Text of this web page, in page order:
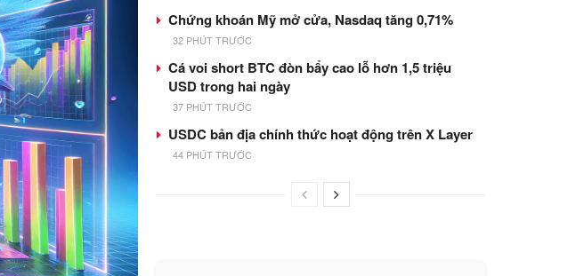
Chứng khoán Mỹ mở cửa, Nasdaq tăng 0,71%
32 PHÚT TRƯỚC
Cá voi short BTC đòn bẩy cao lỗ hơn 1,5 triệu
USD trong hai ngày
37 PHÚT TRƯỚC
USDC bản địa chính thức hoạt động trên X Layer
44 PHÚT TRƯỚC